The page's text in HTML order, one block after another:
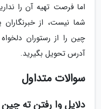
اما فرصت تهیه آن را
شما نیست، از خبرنگاران
چین را از رستوران
آدرس تحویل بگیرید.
سوالات متداول
دلایل وا رفتن ته